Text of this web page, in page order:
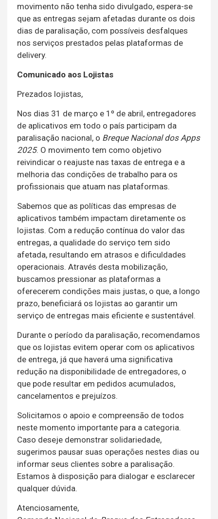
movimento não tenha sido divulgado, espera-se
que as entregas sejam afetadas durante os dois
dias de paralisação, com possíveis desfalques
nos serviços prestados pelas plataformas de
delivery.
Comunicado aos Lojistas
Prezados lojistas,
Nos dias 31 de março e 1º de abril, entregadores
de aplicativos em todo o país participam da
paralisação nacional, o Breque Nacional dos Apps
2025. O movimento tem como objetivo
reivindicar o reajuste nas taxas de entrega e a
melhoria das condições de trabalho para os
profissionais que atuam nas plataformas.
Sabemos que as políticas das empresas de
aplicativos também impactam diretamente os
lojistas. Com a redução contínua do valor das
entregas, a qualidade do serviço tem sido
afetada, resultando em atrasos e dificuldades
operacionais. Através desta mobilização,
buscamos pressionar as plataformas a
oferecerem condições mais justas, o que, a longo
prazo, beneficiará os lojistas ao garantir um
serviço de entregas mais eficiente e sustentável.
Durante o período da paralisação, recomendamos
que os lojistas evitem operar com os aplicativos
de entrega, já que haverá uma significativa
redução na disponibilidade de entregadores, o
que pode resultar em pedidos acumulados,
cancelamentos e prejuízos.
Solicitamos o apoio e compreensão de todos
neste momento importante para a categoria.
Caso deseje demonstrar solidariedade,
sugerimos pausar suas operações nestes dias ou
informar seus clientes sobre a paralisação.
Estamos à disposição para dialogar e esclarecer
qualquer dúvida.
Atenciosamente,